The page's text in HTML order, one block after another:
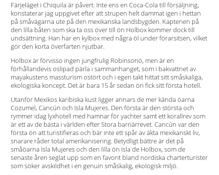
Färjeläget i Chiquila är påvert. Inte ens en Coca-Cola till försäljning,
konstaterar jag uppgivet efter att strupen helt dammat igen i hettan
på småvägarna ute på den mexikanska landsbygden. Kaptenen på
den lilla båten som ska ta oss över till ön Holbox kommer dock till
undsättning. Han har en kylbox med några öl under förarsitsen, vilket
gör den korta överfarten njutbar.
Holbox är förvisso ingen jungfrulig Robinsonö, men är en
förhållandevis oslipad pärla i sammanhanget, som i bakvattnet av
mayakustens massturism ostört och i egen takt hittat sitt småskaliga,
ekologiska koncept. Det är bara 15 år sedan ön fick sitt första hotell.
Utanför Mexikos karibiska kust ligger annars de mer kända öarna
Cozumel, Cancún och Isla Mujeres. Den första är den största och
rymmer idag lyxhotell med hamnar för yachter samt ett korallrev som
är ett av de bästa i världen efter Stora barriärrevet. Cancún var den
första ön att turistifieras och bär inte ett spår av äkta mexikanskt liv,
snarare råder total amerikanisering. Betydligt bättre är det på
småöarna Isla Mujeres och den lilla ön Isla de Holbox, som de
senaste åren seglat upp som en favorit bland nordiska charterturister
som söker avskildhet i en genuin småskalig, ekologisk miljö.